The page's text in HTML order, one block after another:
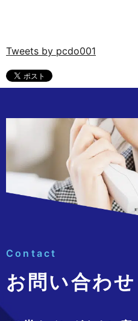
Tweets by pcdo001
Contact
お問い合わせ